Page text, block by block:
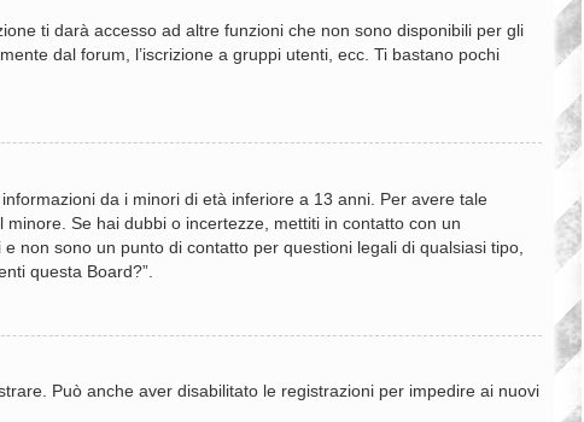
ti darà accesso ad altre funzioni che non sono disponibili per gli
dal forum, l’iscrizione a gruppi utenti, ecc. Ti bastano pochi
da i minori di età inferiore a 13 anni. Per avere tale
Se hai dubbi o incertezze, mettiti in contatto con un
non sono un punto di contatto per questioni legali di qualsiasi tipo,
questa Board?”.
Può anche aver disabilitato le registrazioni per impedire ai nuovi